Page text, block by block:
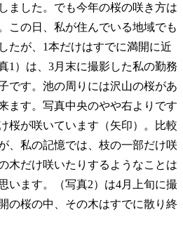
ました。でも今年の桜の咲き方は
この日、私が住んでいる地域でも
たが、1本だけはすでに満開に近
1）は、3月末に撮影した私の勤務
です。池の周りには沢山の桜があ
ます。写真中央のやや右よりです
桜が咲いています（矢印）。比較
、私の記憶では、枝の一部だけ咲
木だけ咲いたりするようなことは
います。（写真2）は4月上旬に撮
の桜の中、その木はすでに散り終